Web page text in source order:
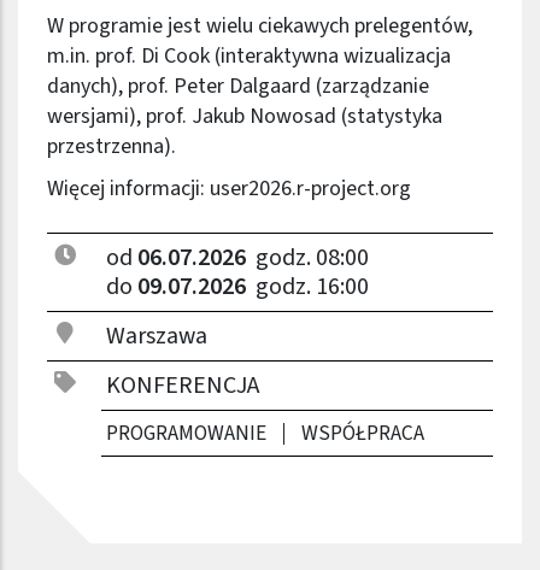
od 06.07.2026 godz. 08:00
do 09.07.2026 godz. 16:00
Warszawa
KONFERENCJA
PROGRAMOWANIE WSPÓŁPRACA
W programie jest wielu ciekawych prelegentów,
m.in. prof. Di Cook (interaktywna wizualizacja
danych), prof. Peter Dalgaard (zarządzanie
wersjami), prof. Jakub Nowosad (statystyka
przestrzenna).
Więcej informacji: user2026.r-project.org